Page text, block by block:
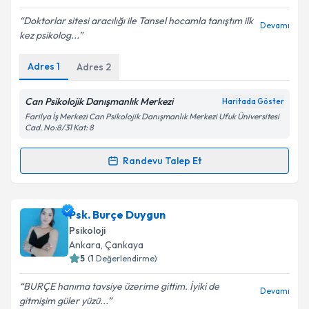
Kişisel verilerimin işlenmesine ilişkin
Metni'ni okudum ve kişisel verilerimin belirtilen
kapsamda işlenmesini kabul ediyorum.
Doktorlar sitesi aracılığı ile Tansel hocamla tanıştım ilk
kez psikolog...
Devamı
Adres 1 Adres 2
Can Psikolojik Danışmanlık Merkezi Haritada Göster
Farilya İş Merkezi Can Psikolojik Danışmanlık Merkezi Ufuk Üniversitesi
Cad. No:8/31 Kat: 8
Randevu Talep Et
Randevu Takvimi Talebi
Psk. Tansel Karademiriçin randevu takvimi talebi
oluşturun. Size bu uzmandan randevu almanız için bir
takvim hazırlandığında e-posta ile bilgilendireceğiz.
Psk. Burçe Duygun
Psikoloji
Ankara, Çankaya
5 (1 Değerlendirme)
BURÇE hanıma tavsiye üzerime gittim. İyiki de
gitmişim güler yüzü...
Devamı